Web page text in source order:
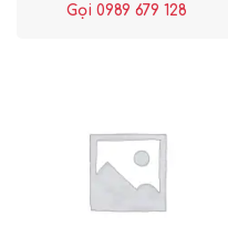
Gọi 0989 679 128